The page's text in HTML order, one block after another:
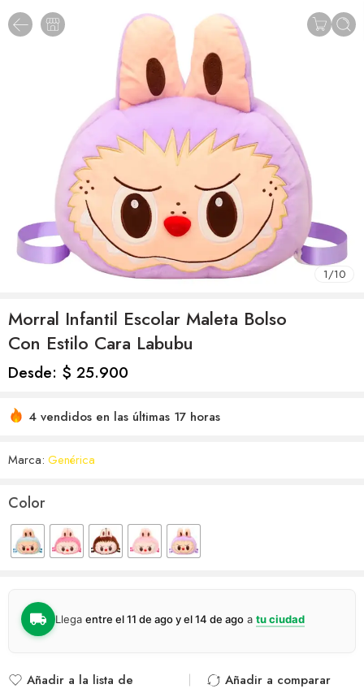
1/10
Morral Infantil Escolar Maleta Bolso
Con Estilo Cara Labubu
Desde: $ 25.900
4 vendidos en las últimas 17 horas
Marca: Genérica
Color
Llega entre el 11 de ago y el 14 de ago a tu ciudad
Añadir a la lista de
Añadir a comparar